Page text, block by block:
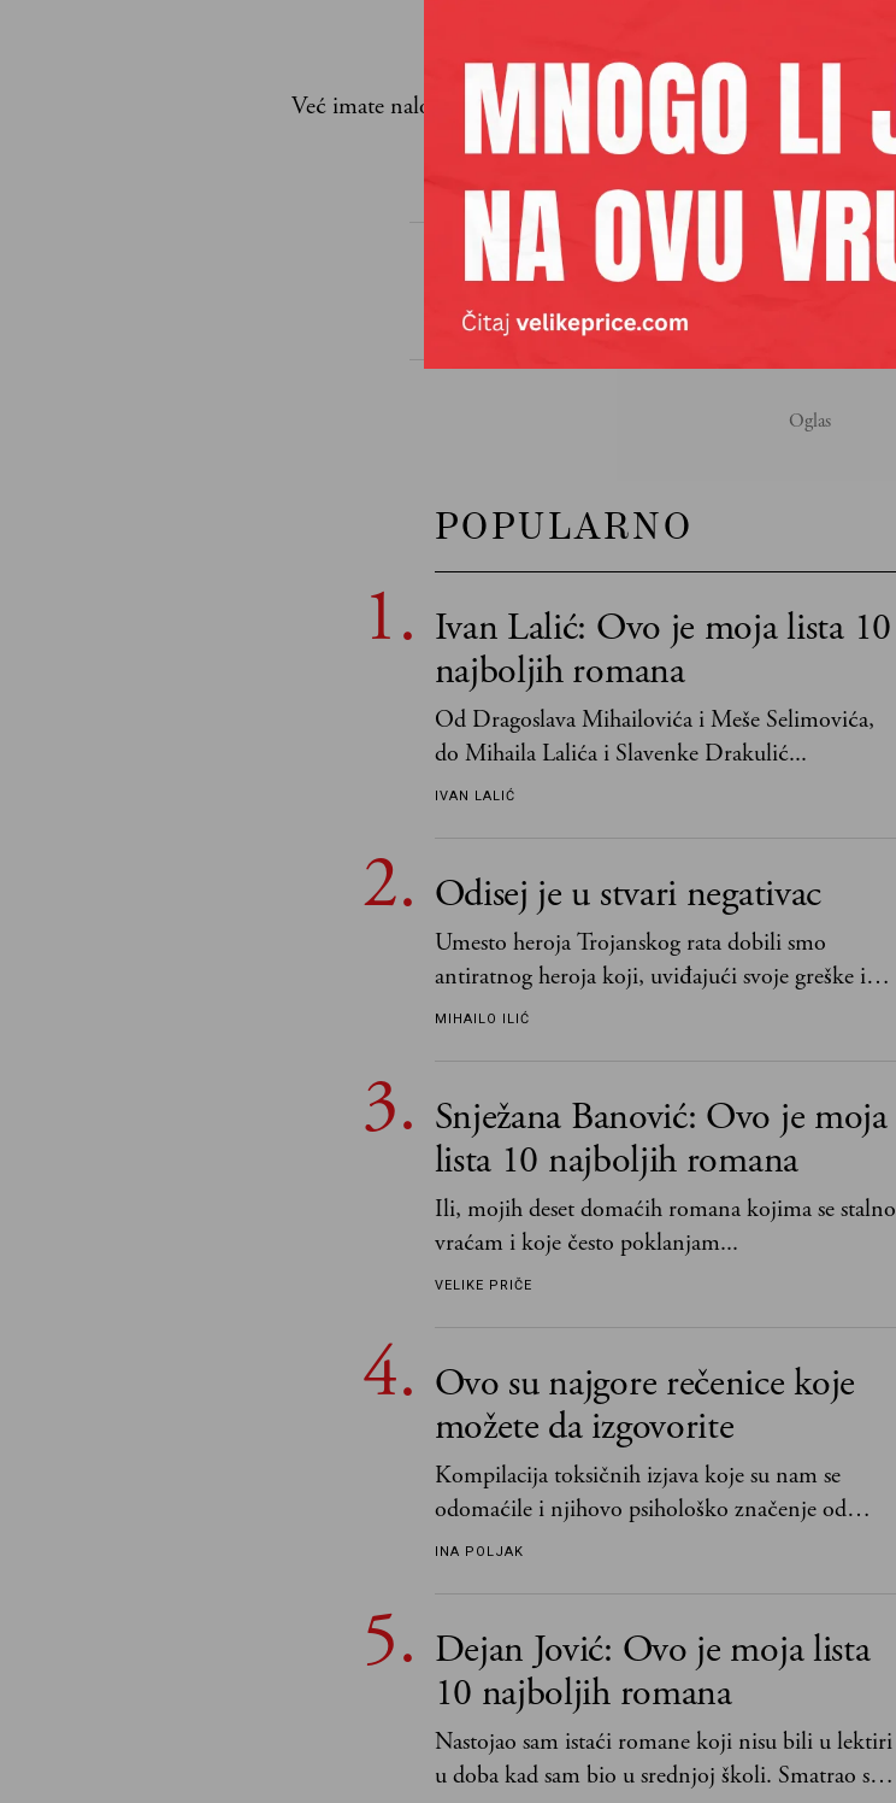
Već imate nalog? Ulogujte se
TAGOVI: NBA
POPULARNO
Ivan Lalić: Ovo je moja lista 10
najboljih romana
Od Dragoslava Mihailovića i Meše Selimovića,
do Mihaila Lalića i Slavenke Drakulić...
IVAN LALIĆ
Odisej je u stvari negativac
Umesto heroja Trojanskog rata dobili smo
antiratnog heroja koji, uviđajući svoje greške i
učeći na njima, shvata da postoje stvari koje su
MIHAILO ILIĆ
Snježana Banović: Ovo je moja
lista 10 najboljih romana
Ili, mojih deset domaćih romana kojima se stalno
vraćam i koje često poklanjam...
VELIKE PRIČE
Ovo su najgore rečenice koje
možete da izgovorite
Kompilacija toksičnih izjava koje su nam se
odomaćile i njihovo psihološko značenje od
„Biće ti bolje bez mene“ do „Sve se dešava sa
INA POLJAK
Dejan Jović: Ovo je moja lista
10 najboljih romana
Nastojao sam istaći romane koji nisu bili u lektiri
u doba kad sam bio u srednjoj školi. Smatrao sam